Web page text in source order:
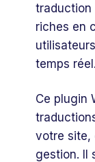
traduction
riches en
temps réel.
Ce plugin
votre site,
gestion. Il